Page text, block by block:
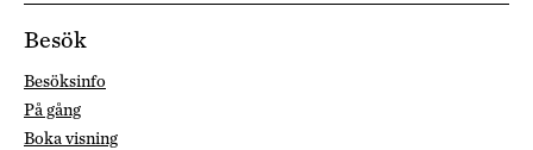
Besök
Besöksinfo
På gång
Boka visning